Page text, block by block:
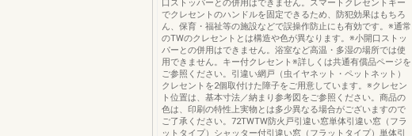
口ストッパーとの併用はできません。スマートクレセントキー
でクレセントのハンドルを固定できるため、防犯効果はもちろ
ん、保育・福祉等の施設などで誤操作防止にも有効です。※通常
のTWのクレセントとは構造や色が異なります。※小開口ストッ
パーとの併用はできません。浴室など高温・多湿の場所では使
用できません。キー付クレセント※詳しくは共通有償品ページを
ご参照ください。引違い網戸（虫イヤネット・ペットネット）
クレセントを2個取付けた障子をご用意しています。※クレセン
ト位置は、基本寸法／納まり参考図をご参照ください。商品の
色は、印刷の特性上実物とは多少異なる場合がございますので
ご了承ください。72TWTW防火戸引違い窓単体引違い窓（フラ
ットタイプ）シャッター付引違い窓（フラットタイプ）単体引